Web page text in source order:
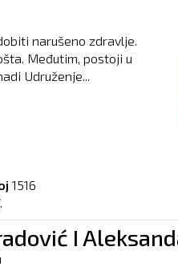
narušeno zdravlje.
Međutim, postoji u
Udruženje...
1516
I